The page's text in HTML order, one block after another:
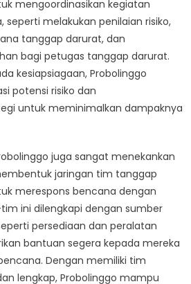
mengoordinasikan kegiatan
seperti melakukan penilaian risiko,
tanggap darurat, dan
bagi petugas tanggap darurat.
kesiapsiagaan, Probolinggo
potensi risiko dan
untuk meminimalkan dampaknya
juga sangat menekankan
jaringan tim tanggap
merespons bencana dengan
ini dilengkapi dengan sumber
persediaan dan peralatan
bantuan segera kepada mereka
Dengan memiliki tim
lengkap, Probolinggo mampu